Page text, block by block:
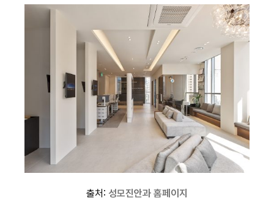
출처: 성모진안과 홈페이지